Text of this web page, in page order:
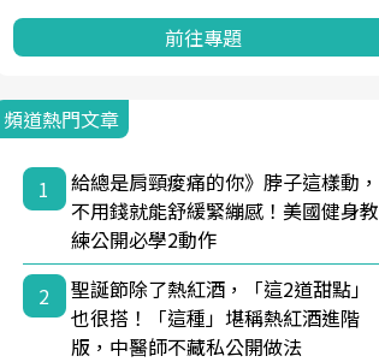
前往專題
頻道熱門文章
1
給總是肩頸痠痛的你》脖子這樣動，
不用錢就能舒緩緊繃感！美國健身教
練公開必學2動作
2
聖誕節除了熱紅酒，「這2道甜點」
也很搭！「這種」堪稱熱紅酒進階
版，中醫師不藏私公開做法